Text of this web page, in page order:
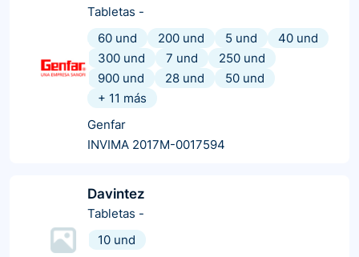
Tabletas -
60 und
200 und 5 und
40 und
300 und
7 und
250 und
900 und
28 und
50 und
+ 11 más
Genfar
INVIMA 2017M-0017594
Davintez
Tabletas -
10 und